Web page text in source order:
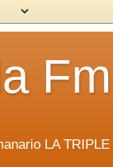
LA